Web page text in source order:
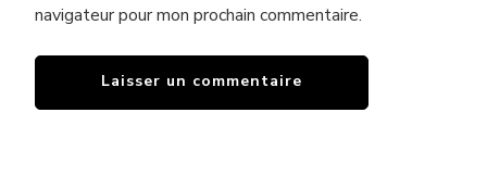
navigateur pour mon prochain commentaire.